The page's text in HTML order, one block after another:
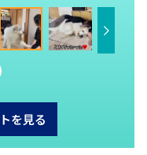
を見る